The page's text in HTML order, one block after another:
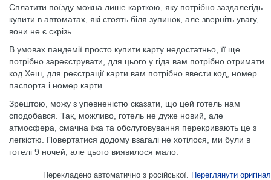
Сплатити поїзду можна лише карткою, яку потрібно заздалегідь
купити в автоматах, які стоять біля зупинок, але зверніть увагу,
вони не є скрізь.
В умовах пандемії просто купити карту недостатньо, її ще
потрібно зареєструвати, для цього у гіда вам потрібно отримати
код Хеш, для реєстрації карти вам потрібно ввести код, номер
паспорта і номер карти.
Зрештою, можу з упевненістю сказати, що цей готель нам
сподобався. Так, можливо, готель не дуже новий, але
атмосфера, смачна їжа та обслуговування перекривають це з
легкістю. Повертатися додому взагалі не хотілося, ми були в
готелі 9 ночей, але цього виявилося мало.
Перекладено автоматично з російської. Переглянути оригінал